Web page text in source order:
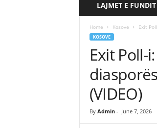
LAJMET E
Home Kosove Exit
KOSOVE
Exit Poll-
(VIDEO)
By Admin- June 7, 2026